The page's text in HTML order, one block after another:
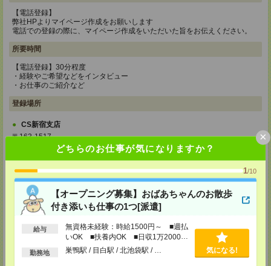
どちらのお仕事が気になりますか？
1/10
【オープニング募集】おばあちゃんのお散歩
付き添いも仕事の1つ[派遣]
給与
無資格未経験：時給1500円～ ■週払
いOK ■扶養内OK ■日収1万2000円
以上
勤務地 巣鴨駅 / 目白駅 / 北池袋駅 / … 気になる!
×
【電話登録】
弊社HPよりマイページ作成をお願いします
電話での登録の際に、マイページ作成をいただいた旨をお伝えください。
所要時間
【電話登録】30分程度
・経験やご希望などをインタビュー
・お仕事のご紹介など
登録場所
CS新宿支店
〒163-1517
東京都新宿区西新宿 1-6-1 新宿エルタワー 17F
TEL：0120-659-458
担当：採用担当
CS立川支店
〒190-0012
東京都立川市曙町2-34-7 ファーレイーストビル 8F
TEL：0120-659-460
MAIL：CS_TACHIKAWA@manpowergroup.jp
CS横浜支店